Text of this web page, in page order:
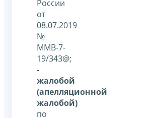
России
от
08.07.2019
№
ММВ-7-
19/343@;
-
жалобой
(апелляционной
жалобой)
по